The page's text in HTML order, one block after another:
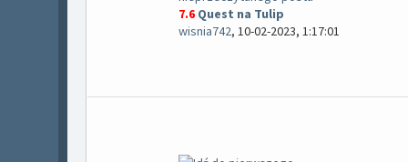
7.6 Quest na Tulip
wisnia742, 10-02-2023, 1:17:01